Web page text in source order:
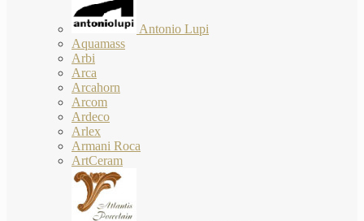
Antonio Lupi
Aquamass
Arbi
Arca
Arcahorn
Arcom
Ardeco
Arlex
Armani Roca
ArtCeram